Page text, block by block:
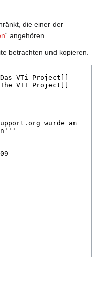
die einer der
“ angehören.
betrachten und kopieren.